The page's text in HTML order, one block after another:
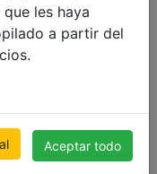
les haya
a partir del
Aceptar todo